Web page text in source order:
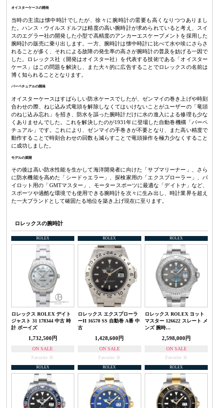
オイスターケースの開発
当時の主流は懐中時計でしたが、徐々に腕時計の需要も高くなりつつありまし
た。ハンス・ウイルスドルフは精度の高い腕時計が求められていると考え、スイ
スのエグラー社の開発した小型で高精度のアンカーエスケープメントを採用した
腕時計の販売に乗り出します。一方、腕時計は懐中時計に比べて水や埃にさらさ
れることが多く、それによる故障の発生率の高さが腕時計の普及を妨げる一因で
した。ロレックス社（開発はオイスター社）を代表する技術である「オイスター
ケース」はこの問題を解決し、また大々的に広告することでロレックスの名前は
博く知られることとなります。
パーペチュアルの開発
オイスターケースはすばらしい防水ケースでしたが、ゼンマイの巻き上げや時刻
合わせの際、ねじ込み式竜頭を解除しなくてはいけないことがユーザーの「竜頭
のねじ込み忘れ」を招き、防水を謳った腕時計だけに水の進入による修理も少な
くありませんでした。これを解決したのが1931年に登場した自動巻機構「パーペ
チュアル」です。これにより、ゼンマイの手巻きが不要となり、また高い精度で
動作することで時刻合わせの回数も減らすことで竜頭操作を極力少なくすること
に成功しました。
モデルの展開
その後は高い防水性能を生かして海洋開発者に向けた「サブマリーナー」、さら
に防水機能を高めた「シードゥエラー」、探検家用の「エクスプローラー」、パ
イロット用の「GMTマスター」、モータースポーツに最適な「デイトナ」など、
スポーツや過酷な環境でも使用できる腕時計を次々に生み出し、時計業界を超え
た一大ブランドとして確固たる地位を築き上げ現在に至ります。
ロレックスの腕時計
ROLEX
ロレックス ROLEX デイト
ジャスト 31 178344 中古 時
計 ボーイズ
1,732,500円
ON SALE
Favorite
ROLEX
ロレックス エクスプローラ
ーII 16570 SS 自動巻 A番 中
古
1,428,600円
ON SALE
Favorite
ROLEX
ロレックス ROLEX ヨット
マスター 126622 スレート メ
ンズ 腕時…
2,598,000円
ON SALE
Favorite
ROLEX ROLEX ROLEX